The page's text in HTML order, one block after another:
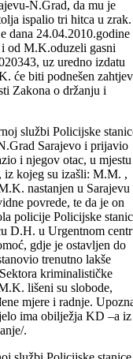
službi Policijske
nastanjen u N.Grad
N.Grad, da mu je
ispalio tri hitca u zrak.
dana 24.04.2010.godine
od M.K.oduzeli gasni
uz uredno izdatu
Zakona o držanju i
službi Policijske
Sarajevo i prijavio
i njegov otac, u mjestu
iz kojeg su izašli: M.M. ,
nastanjen u Sarajevu
povrede, te da je on
policije Policijske
D.H. u Urgentnom
gdje je ostavljen do
trenutno lakše
kriminalističke
lišeni su slobode,